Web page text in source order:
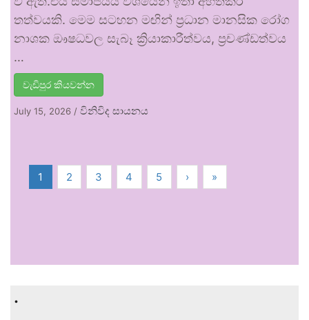
තත්වයකි. මෙම සටහන මඟින් ප්‍රධාන මානසික රෝග
නාශක ඖෂධවල සැබෑ ක්‍රියාකාරීත්වය, ප්‍රචණ්ඩත්වය
…
වැඩිපුර කියවන්න
July 15, 2026 / විනිවිද සායනය
1 2 3 4 5 › »
.